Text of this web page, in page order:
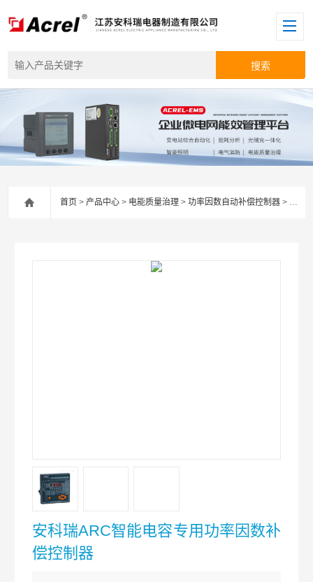
首页 >产品中心 > 电能质量治理 >功率因数自动补偿控制器 > 安科瑞ARC智能电容专用功率因数补偿控制器
安科瑞ARC智能电容专用功率因数补
偿控制器